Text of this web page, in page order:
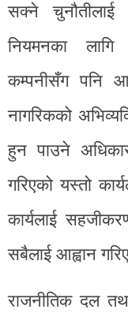
सक्ने चुनौतीलाई
नियमनका
कम्पनीसँग पनि
नागरिकको
हुन पाउने अधिकार
गरिएको यस्तो
कार्यलाई
सबैलाई आह्वान
राजनीतिक दल